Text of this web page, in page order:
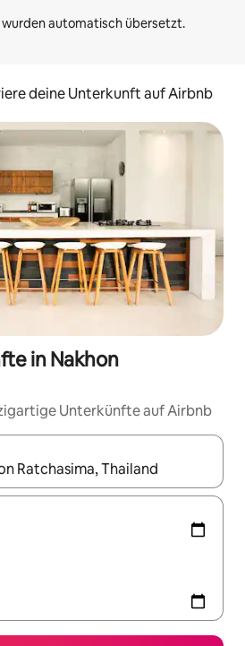
deine Unterkunft auf Airbnb
in Nakhon
Unterkünfte auf Airbnb
sind, navigiere mit den